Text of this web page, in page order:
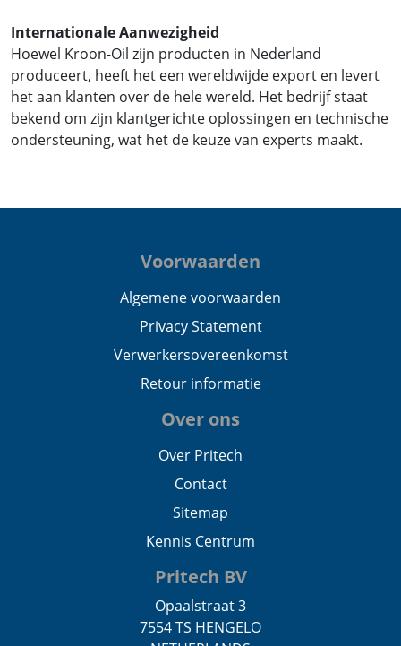
Internationale Aanwezigheid
Hoewel Kroon-Oil zijn producten in Nederland
produceert, heeft het een wereldwijde export en levert
het aan klanten over de hele wereld. Het bedrijf staat
bekend om zijn klantgerichte oplossingen en technische
ondersteuning, wat het de keuze van experts maakt.
Voorwaarden
Algemene voorwaarden
Privacy Statement
Verwerkersovereenkomst
Retour informatie
Over ons
Over Pritech
Contact
Sitemap
Kennis Centrum
Pritech BV
Opaalstraat 3
7554 TS HENGELO